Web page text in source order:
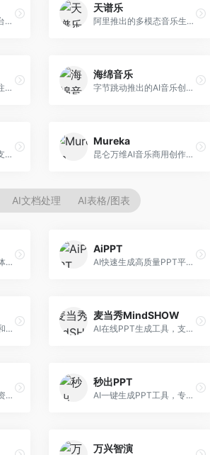
全球首个AI音乐社区平台，整合创作与分享功能。面向音乐创作者和爱好者，提供音乐创作、作品分享、社区交流等服务，社区氛围活跃。
天谱乐
阿里推出的多模态音乐生成平台，整合音频与文本理解能力。面向内容创作者，支持歌词生成、旋律创作、音乐编辑等服务，与阿里生态深度整合。
AI音乐作曲家平台，专注于古典和影视配乐创作。面向影视制作人和游戏开发者，提供原创音乐生成、配乐定制等服务，音乐风格专业，适合影视游戏配乐。
海绵音乐
字节跳动推出的AI音乐创作平台，支持多风格音乐生成。面向内容创作者和音乐爱好者，提供歌词创作、旋律生成、编曲制作等服务，创作效率高，适合短视频配乐。
在线AI音乐创作工具，支持歌词与旋律一体化生成。面向内容创作者和音乐爱好者，提供歌词创作、旋律生成、音乐制作等服务，操作简便，创作速度快。
Mureka
昆仑万维AI音乐商用创作平台，专注于商业音乐授权。面向企业和商业用户，提供版权音乐生成、商用授权等服务，音乐版权清晰，商业应用安全。
AI文档处理 AI表格/图表
智谱清言PPT生成智能体，基于GLM大模型。面向智谱用户，支持对话生成PPT、内容优化等服务，与智谱生态深度整合。
AiPPT
AI快速生成高质量PPT平台，支持主题定制。面向职场人士和学生，提供一键生成、模板选择、内容优化等服务，PPT制作速度快，设计质量高。
科大讯飞一键生成PPT和Word工具，整合语音技术。面向职场人士，支持语音输入、文档生成、格式调整等功能，办公效率显著提升。
麦当秀MindSHOW
AI在线PPT生成工具，支持思维导图转PPT。面向职场人士，提供思维导图导入、PPT生成、模板选择等服务，思维导图转PPT效率高。
稿定设计旗下PPT模板资源库，整合AI生成功能。面向设计师和职场人士，提供海量PPT模板、AI内容生成等服务，模板质量高。
秒出PPT
AI一键生成PPT工具，专注于快速演示文稿制作。面向职场人士，支持主题输入、内容生成、模板套用等功能，PPT生成速度快，适合紧急制作场景。
万兴智演